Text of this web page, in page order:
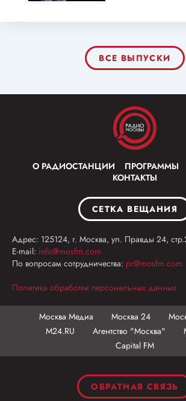
ВСЕ ВЫПУСКИ
О РАДИОСТАНЦИИ ПРОГРАММЫ
КОНТАКТЫ
СЕТКА ВЕЩАНИЯ
Адрес: 125124, г. Москва, ул. Правды 24,
E-mail: info@mosfm.com
По вопросам сотрудничества: pr@mosfm.com
Политика обработки персональных данных
Москва Медиа Москва 24
М24.RU
Агентство "Москва"
Capital FM
ОБРАТНАЯ СВЯЗЬ